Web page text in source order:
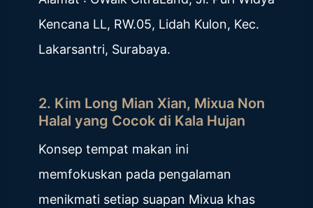
Kencana LL, RW.05, Lidah Kulon, Kec.
Lakarsantri, Surabaya.
2. Kim Long Mian Xian, Mixua Non
Halal yang Cocok di Kala Hujan
Konsep tempat makan ini
memfokuskan pada pengalaman
menikmati setiap suapan Mixua khas